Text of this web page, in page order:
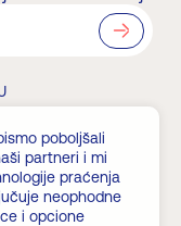
poboljšali
partneri i mi
praćenja
neophodne
i opcione